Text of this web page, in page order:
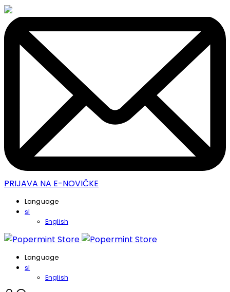
PRIJAVA NA E-NOVIČKE
Language
sl
English
Language
sl
English